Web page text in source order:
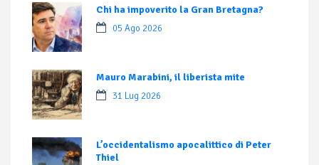
Chi ha impoverito la Gran Bretagna?
05 Ago 2026
Mauro Marabini, il liberista mite
31 Lug 2026
L’occidentalismo apocalittico di Peter
Thiel